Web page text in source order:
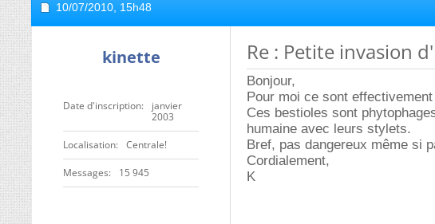
10/07/2010, 15h48
kinette
Date d'inscription
janvier
2003
Localisation Centrale!
Messages 15 945
Re : Petite invasion
Bonjour,
Pour moi ce sont
Ces bestioles sont
humaine avec leurs stylets.
Bref, pas dangereux même si
Cordialement,
K